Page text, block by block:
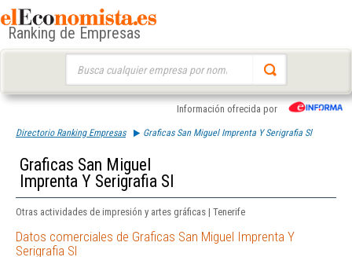
Ranking de Empresas
Información ofrecida por
Directorio Ranking Empresas Graficas San Miguel Imprenta Y Serigrafia Sl
Graficas San Miguel
Imprenta Y Serigrafia Sl
Otras actividades de impresión y artes gráficas | Tenerife
Datos comerciales de Graficas San Miguel Imprenta Y
Serigrafia Sl